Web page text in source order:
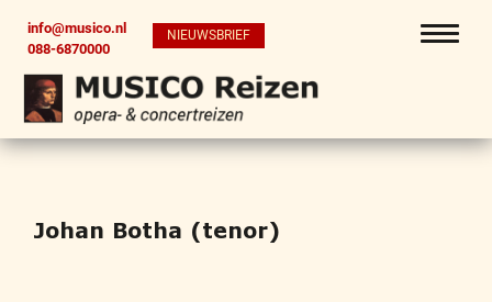
info@musico.nl
088-6870000
NIEUWSBRIEF
Johan Botha (tenor)